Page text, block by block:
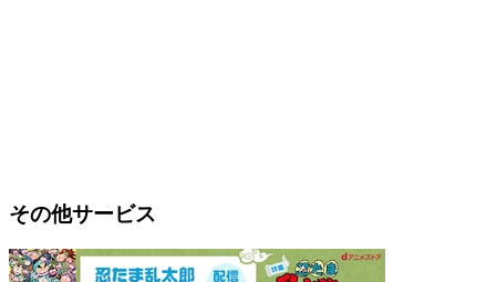
その他サービス